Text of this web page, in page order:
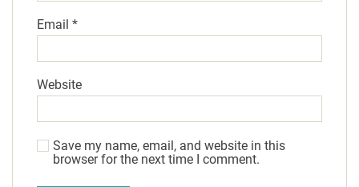
Email *
Website
Save my name, email, and website in this
browser for the next time I comment.